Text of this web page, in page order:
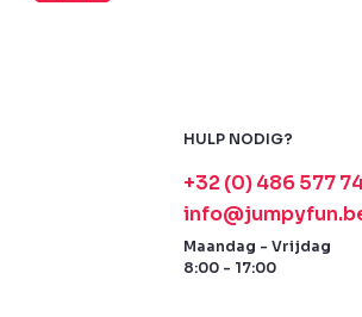
HULP NODIG?
+32 (0) 486 577
Maandag - Vrijdag
8:00 - 17:00